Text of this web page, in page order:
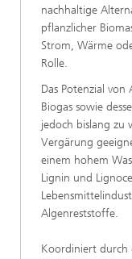
nachhaltige
pflanzlicher
Strom, Wärme
Rolle.
Das Potenzial von
Biogas sowie
jedoch bislang zu
Vergärung
einem hohem
Lignin und
Algenreststoffe.
Koordiniert durch